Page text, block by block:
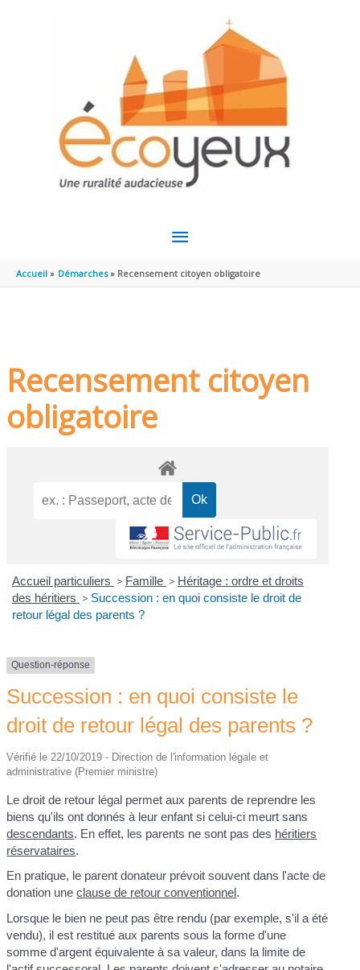
MENU
PRINCIPAL
Accueil Démarches Recensement citoyen obligatoire
Recensement citoyen
obligatoire
Accueil particuliers > Famille > Héritage : ordre et droits
des héritiers > Succession : en quoi consiste le droit de
retour légal des parents ?
Question-réponse
Succession : en quoi consiste le
droit de retour légal des parents ?
Vérifié le 22/10/2019 - Direction de l'information légale et
administrative (Premier ministre)
Le droit de retour légal permet aux parents de reprendre les
biens qu'ils ont donnés à leur enfant si celui-ci meurt sans
descendants. En effet, les parents ne sont pas des héritiers
réservataires.
En pratique, le parent donateur prévoit souvent dans l'acte de
donation uneclause de retour conventionnel.
Lorsque le bien ne peut pas être rendu (par exemple, s'il a été
vendu), il est restitué aux parents sous la forme d'une
somme d'argent équivalente à sa valeur, dans la limite de